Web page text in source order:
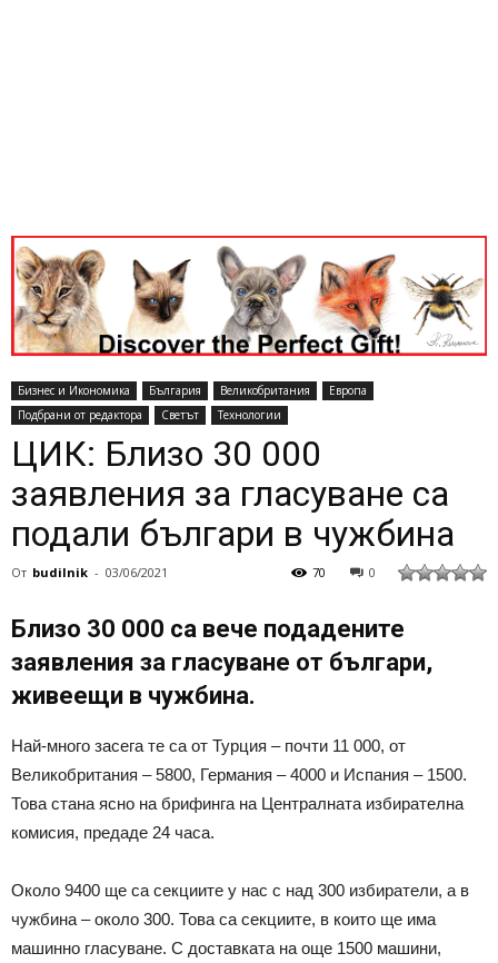
Бизнес и Икономика България Великобритания
Европа
Подбрани от редактора
Светът Технологии
ЦИК: Близо 30 000
заявления за гласуване са
подали българи в чужбина
От budilnik - 03/06/2021 0
70
Близо 30 000 са вече подадените
заявления за гласуване от българи,
живеещи в чужбина.
Най-много засега те са от Турция – почти 11 000, от
Великобритания – 5800, Германия – 4000 и Испания – 1500.
Това стана ясно на брифинга на Централната избирателна
комисия, предаде 24 часа.
Около 9400 ще са секциите у нас с над 300 избиратели, а в
чужбина – около 300. Това са секциите, в които ще има
машинно гласуване. С доставката на още 1500 машини,